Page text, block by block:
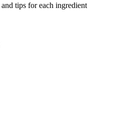
tips for each ingredient